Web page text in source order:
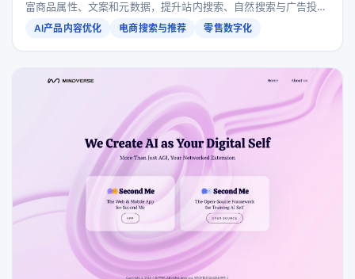
富商品属性、文案和元数据，提升站内搜索、自然搜索与广告投放
效果，驱动曝光、流量与转化增长。
AI产品内容优化 电商搜索与推荐 零售数字化